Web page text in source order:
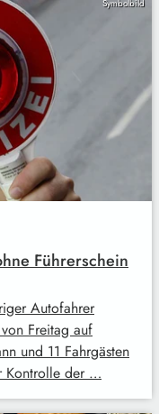
Symbolbild
Führerschein
Autofahrer
Freitag auf
und 11 Fahrgästen
Kontrolle der …